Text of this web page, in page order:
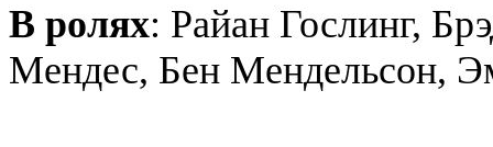
В ролях: Райан Гослинг,
Мендес, Бен Мендельсон,